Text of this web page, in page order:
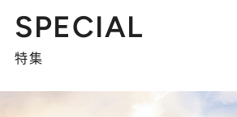
SPECIAL
特集